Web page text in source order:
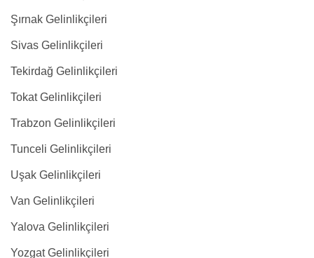
Şırnak Gelinlikçileri
Sivas Gelinlikçileri
Tekirdağ Gelinlikçileri
Tokat Gelinlikçileri
Trabzon Gelinlikçileri
Tunceli Gelinlikçileri
Uşak Gelinlikçileri
Van Gelinlikçileri
Yalova Gelinlikçileri
Yozgat Gelinlikçileri